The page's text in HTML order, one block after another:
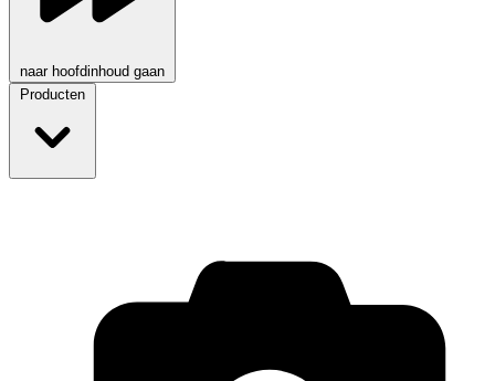
naar hoofdinhoud gaan
Producten